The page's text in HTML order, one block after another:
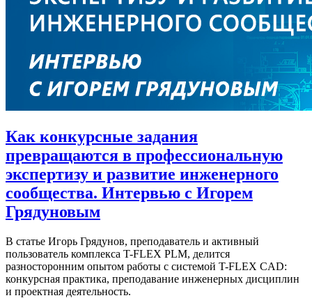
Как конкурсные задания
превращаются в профессиональную
экспертизу и развитие инженерного
сообщества. Интервью с Игорем
Грядуновым
В статье Игорь Грядунов, преподаватель и активный
пользователь комплекса T-FLEX PLM, делится
разносторонним опытом работы с системой T-FLEX CAD:
конкурсная практика, преподавание инженерных дисциплин
и проектная деятельность.